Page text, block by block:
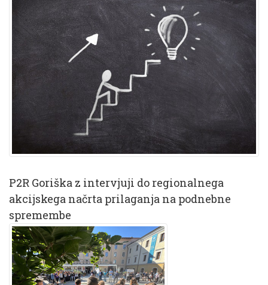
P2R Goriška z intervjuji do regionalnega
akcijskega načrta prilaganja na podnebne
spremembe